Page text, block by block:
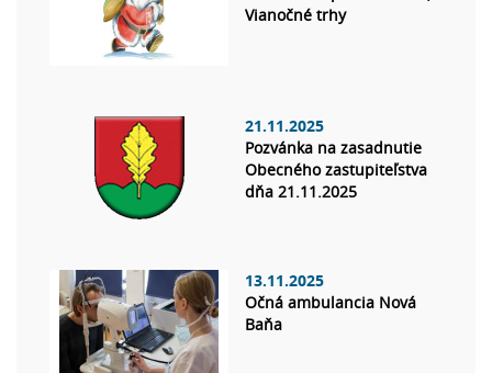
Vianočné trhy
21.11.2025
Pozvánka na zasadnutie
Obecného zastupiteľstva
dňa 21.11.2025
13.11.2025
Očná ambulancia Nová
Baňa